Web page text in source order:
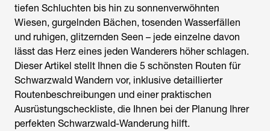
tiefen Schluchten bis hin zu sonnenverwöhnten
Wiesen, gurgelnden Bächen, tosenden Wasserfällen
und ruhigen, glitzernden Seen – jede einzelne davon
lässt das Herz eines jeden Wanderers höher schlagen.
Dieser Artikel stellt Ihnen die 5 schönsten Routen für
Schwarzwald Wandern vor, inklusive detaillierter
Routenbeschreibungen und einer praktischen
Ausrüstungscheckliste, die Ihnen bei der Planung Ihrer
perfekten Schwarzwald-Wanderung hilft.